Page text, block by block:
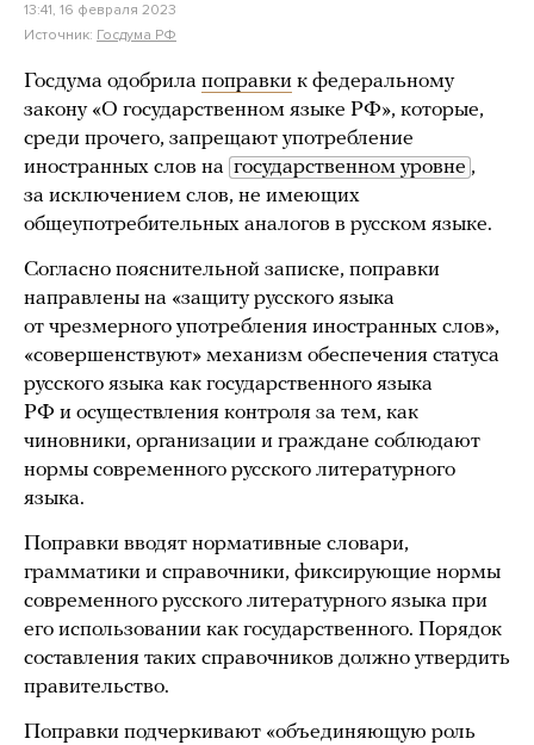
13:41, 16 февраля 2023
Источник: Госдума РФ
Госдума одобрила поправки к федеральному
закону «О государственном языке РФ», которые,
среди прочего, запрещают употребление
иностранных слов на государственном уровне ,
за исключением слов, не имеющих
общеупотребительных аналогов в русском языке.
Согласно пояснительной записке, поправки
направлены на «защиту русского языка
от чрезмерного употребления иностранных слов»,
«совершенствуют» механизм обеспечения статуса
русского языка как государственного языка
РФ и осуществления контроля за тем, как
чиновники, организации и граждане соблюдают
нормы современного русского литературного
языка.
Поправки вводят нормативные словари,
грамматики и справочники, фиксирующие нормы
современного русского литературного языка при
его использовании как государственного. Порядок
составления таких справочников должно утвердить
правительство.
Поправки подчеркивают «объединяющую роль